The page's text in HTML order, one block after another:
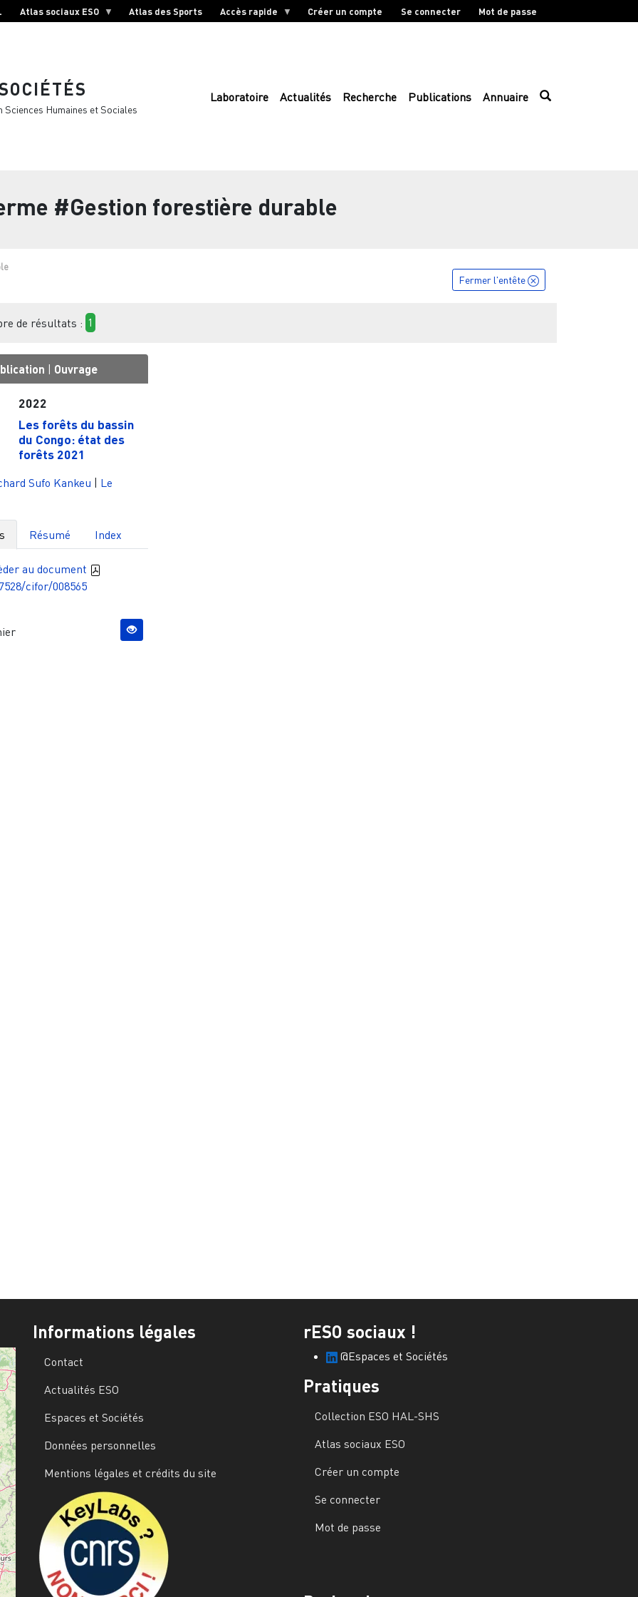
Atlas sociaux ESO Atlas des Sports Accès rapide Créer un compte Se connecter Mot de passe
Humaines et Sociales
Laboratoire Actualités Recherche Publications Annuaire
#Gestion forestière durable
Fermer l'entête
de résultats : 1
| Ouvrage
2022
Les forêts du bassin
du Congo: état des
forêts 2021
Sufo Kankeu | Le
Résumé Index
au document
cifor/008565
Informations légales
Contact
Actualités ESO
Espaces et Sociétés
Données personnelles
Mentions légales et crédits du site
rESO sociaux !
@Espaces et Sociétés
Pratiques
Collection ESO HAL-SHS
Atlas sociaux ESO
Créer un compte
Se connecter
Mot de passe